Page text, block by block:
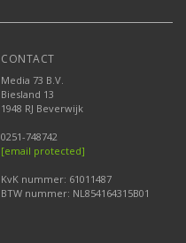
CONTACT
Media 73 B.V.
Biesland 13
1948 RJ Beverwijk
0251-748742
[email protected]
KvK nummer: 61011487
BTW nummer: NL854164315B01